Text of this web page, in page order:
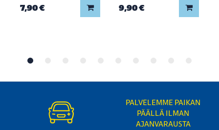
7,90 € Lisää koriin9,90 € Lisää
PALVELEMME PAIKAN
PÄÄLLÄ ILMAN
AJANVARAUSTA